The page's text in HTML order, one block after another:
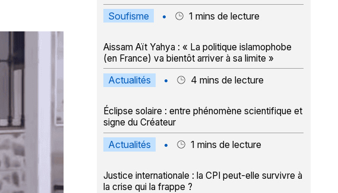
Soufisme • 1 mins de lecture
Aissam Aït Yahya : « La politique islamophobe
(en France) va bientôt arriver à sa limite »
Actualités • 4 mins de lecture
Éclipse solaire : entre phénomène scientifique et
signe du Créateur
Actualités • 1 mins de lecture
Justice internationale : la CPI peut-elle survivre à
la crise qui la frappe ?